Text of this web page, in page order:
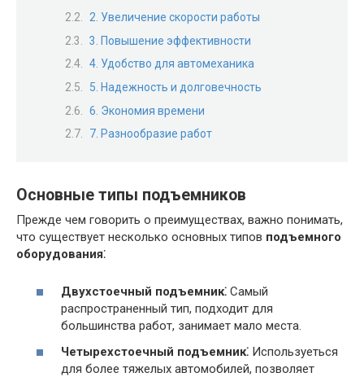
2. Увеличение скорости работы
3. Повышение эффективности
4. Удобство для автомеханика
5. Надежность и долговечность
6. Экономия времени
7. Разнообразие работ
Основные типы подъемников
Прежде чем говорить о преимуществах, важно понимать,
что существует несколько основных типов подъемного
оборудования⁚
Двухстоечный подъемник⁚ Самый
распространенный тип, подходит для
большинства работ, занимает мало места.
Четырехстоечный подъемник⁚ Используеться
для более тяжелых автомобилей, позволяет